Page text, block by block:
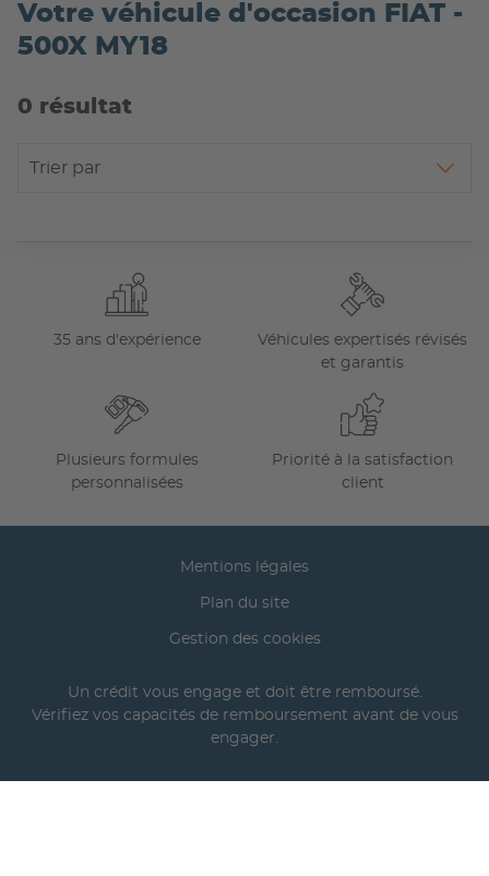
Votre véhicule d'occasion FIAT -
500X MY18
0 résultat
Trier par
35 ans d'expérience
Véhicules expertisés révisés
et garantis
Plusieurs formules
personnalisées
Priorité à la satisfaction
client
Mentions légales
Plan du site
Gestion des cookies
Un crédit vous engage et doit être remboursé.
Vérifiez vos capacités de remboursement avant de vous
engager.